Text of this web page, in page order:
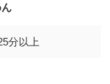
分以上